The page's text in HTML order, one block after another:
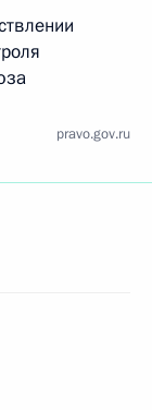
pravo.gov.ru